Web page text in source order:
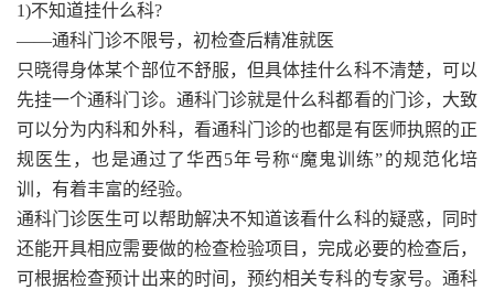
1)不知道挂什么科?
——通科门诊不限号，初检查后精准就医
只晓得身体某个部位不舒服，但具体挂什么科不清楚，可以
先挂一个通科门诊。通科门诊就是什么科都看的门诊，大致
可以分为内科和外科，看通科门诊的也都是有医师执照的正
规医生，也是通过了华西5年号称“魔鬼训练”的规范化培
训，有着丰富的经验。
通科门诊医生可以帮助解决不知道该看什么科的疑惑，同时
还能开具相应需要做的检查检验项目，完成必要的检查后，
可根据检查预计出来的时间，预约相关专科的专家号。通科